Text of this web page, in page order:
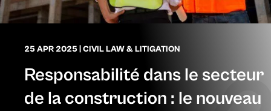
25 APR 2025 CIVIL LAW & LITIGATION
Responsabilité dans le secteur
de la construction : le nouveau